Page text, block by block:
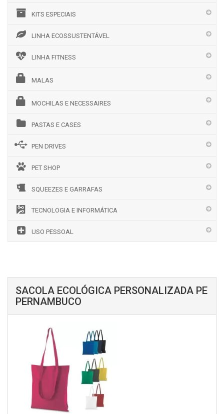
KITS ESPECIAIS
LINHA ECOSSUSTENTÁVEL
LINHA FITNESS
MALAS
MOCHILAS E NECESSAIRES
PASTAS E CASES
PEN DRIVES
PET SHOP
SQUEEZES E GARRAFAS
TECNOLOGIA E INFORMÁTICA
USO PESSOAL
SACOLA ECOLÓGICA PERSONALIZADA PE
PERNAMBUCO